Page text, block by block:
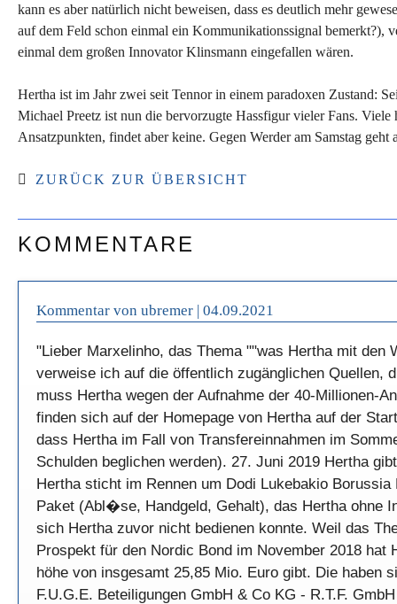
kann es aber natürlich nicht beweisen, dass es deutlich mehr
auf dem Feld schon einmal ein Kommunikationssignal
einmal dem großen Innovator Klinsmann eingefallen wären.
Hertha ist im Jahr zwei seit Tennor in einem paradoxen Zustand:
Michael Preetz ist nun die bervorzugte Hassfigur vieler Fans.
Ansatzpunkten, findet aber keine. Gegen Werder am Samstag
ZURÜCK ZUR ÜBERSICHT
KOMMENTARE
Kommentar von ubremer | 04.09.2021
"Lieber Marxelinho, das Thema ""was Hertha mit
verweise ich auf die öffentlich zugänglichen Quellen,
muss Hertha wegen der Aufnahme der 40-Millionen-
finden sich auf der Homepage von Hertha auf der
dass Hertha im Fall von Transfereinnahmen im
Schulden beglichen werden). 27. Juni 2019 Hertha
Hertha sticht im Rennen um Dodi Lukebakio
Paket (Abl�se, Handgeld, Gehalt), das Hertha ohne
sich Hertha zuvor nicht bedienen konnte. Weil das
Prospekt für den Nordic Bond im November 2018
höhe von insgesamt 25,85 Mio. Euro gibt. Die haben
F.U.G.E. Beteiligungen GmbH & Co KG - R.T.F.